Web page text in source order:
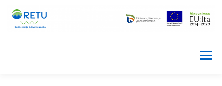
sisältöön
Valikko